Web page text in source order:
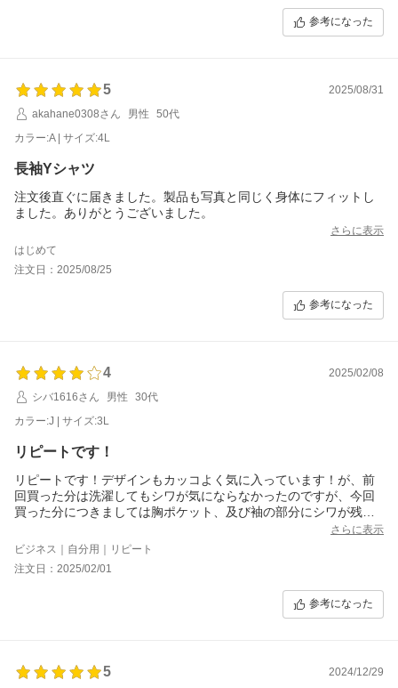
参考になった
5
2025/08/31
akahane0308さん
男性
50代
カラー:A | サイズ:4L
長袖Yシャツ
注文後直ぐに届きました。製品も写真と同じく身体にフィットし
ました。ありがとうございました。
さらに表示
はじめて
注文日：2025/08/25
参考になった
4
2025/02/08
シバ1616さん
男性
30代
カラー:J | サイズ:3L
リピートです！
リピートです！デザインもカッコよく気に入っています！が、前
回買った分は洗濯してもシワが気にならなかったのですが、今回
買った分につきましては胸ポケット、及び袖の部分にシワが残っ
普通のワイシャツに比べると格段に楽ですし、デザインの差なの
かなーと思う部分もありますが、完全にノーアイロンといかなか
ったことが残念でした。
さらに表示
ビジネス｜自分用｜リピート
注文日：2025/02/01
参考になった
5
2024/12/29